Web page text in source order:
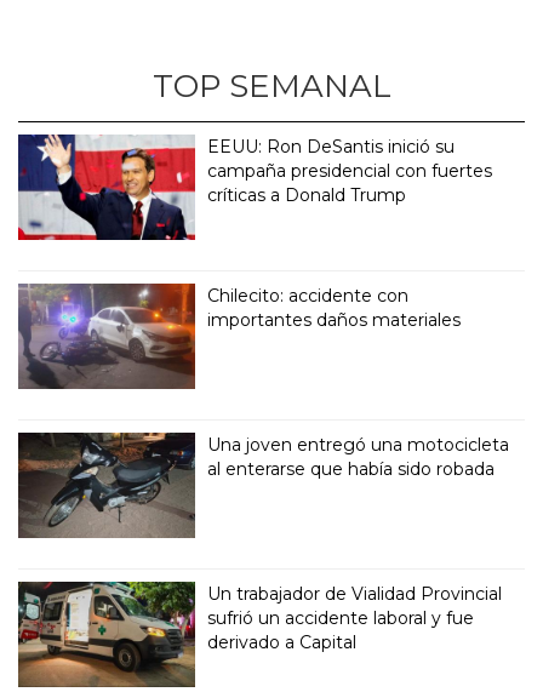
TOP SEMANAL
EEUU: Ron DeSantis inició su
campaña presidencial con fuertes
críticas a Donald Trump
Chilecito: accidente con
importantes daños materiales
Una joven entregó una motocicleta
al enterarse que había sido robada
Un trabajador de Vialidad Provincial
sufrió un accidente laboral y fue
derivado a Capital